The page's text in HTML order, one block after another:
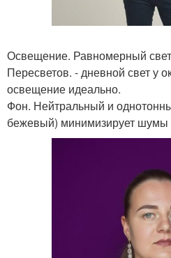
Освещение. Равномерный
Пересветов. - дневной свет у
освещение идеально.
Фон. Нейтральный и
бежевый) минимизирует шумы